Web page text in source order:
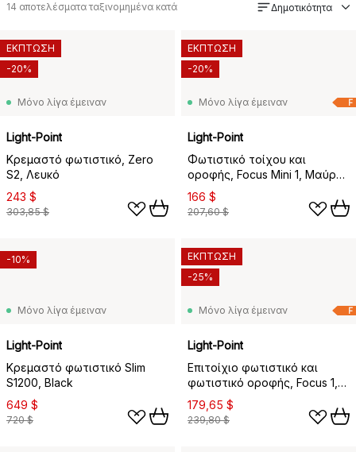
14 αποτελέσματα ταξινομημένα κατά Δημοτικότητα
Μόνο λίγα έμειναν
Light-Point
Κρεμαστό φωτιστικό, Zero
S2, Λευκό
243 $
303,85 $
ΕΚΠΤΩΣΗ
-20%
F
Μόνο λίγα έμειναν
Light-Point
Φωτιστικό τοίχου και
οροφής, Focus Mini 1, Μαύρο,
3000 kelvin
166 $
207,60 $
ΕΚΠΤΩΣΗ
-20%
Μόνο λίγα έμειναν
Light-Point
Κρεμαστό φωτιστικό Slim
S1200, Black
649 $
720 $
-10%
F
Μόνο λίγα έμειναν
Light-Point
Επιτοίχιο φωτιστικό και
φωτιστικό οροφής, Focus 1,
Λευκό, 3000 kelvin
179,65 $
239,80 $
ΕΚΠΤΩΣΗ
-25%